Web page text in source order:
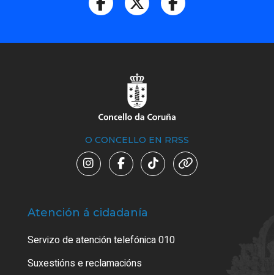
O CONCELLO EN RRSS
Atención á cidadanía
Servizo de atención telefónica 010
Suxestións e reclamacións